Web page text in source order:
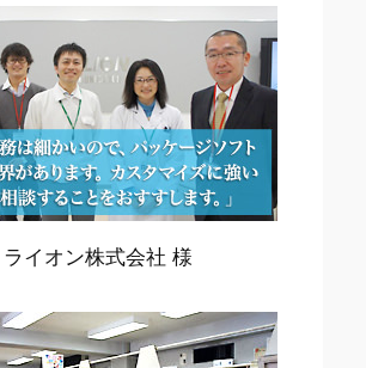
ライオン株式会社 様